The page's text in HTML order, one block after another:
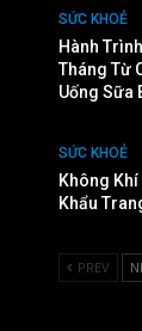
SỨC KHOẺ
Hành
Tháng Từ
Uống Sữa
SỨC KHOẺ
Không
Khẩu
PREV